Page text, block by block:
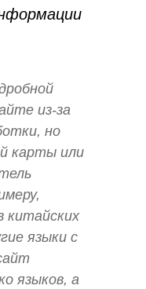
из-за
но
карты или
китайских
языки с
языков, а